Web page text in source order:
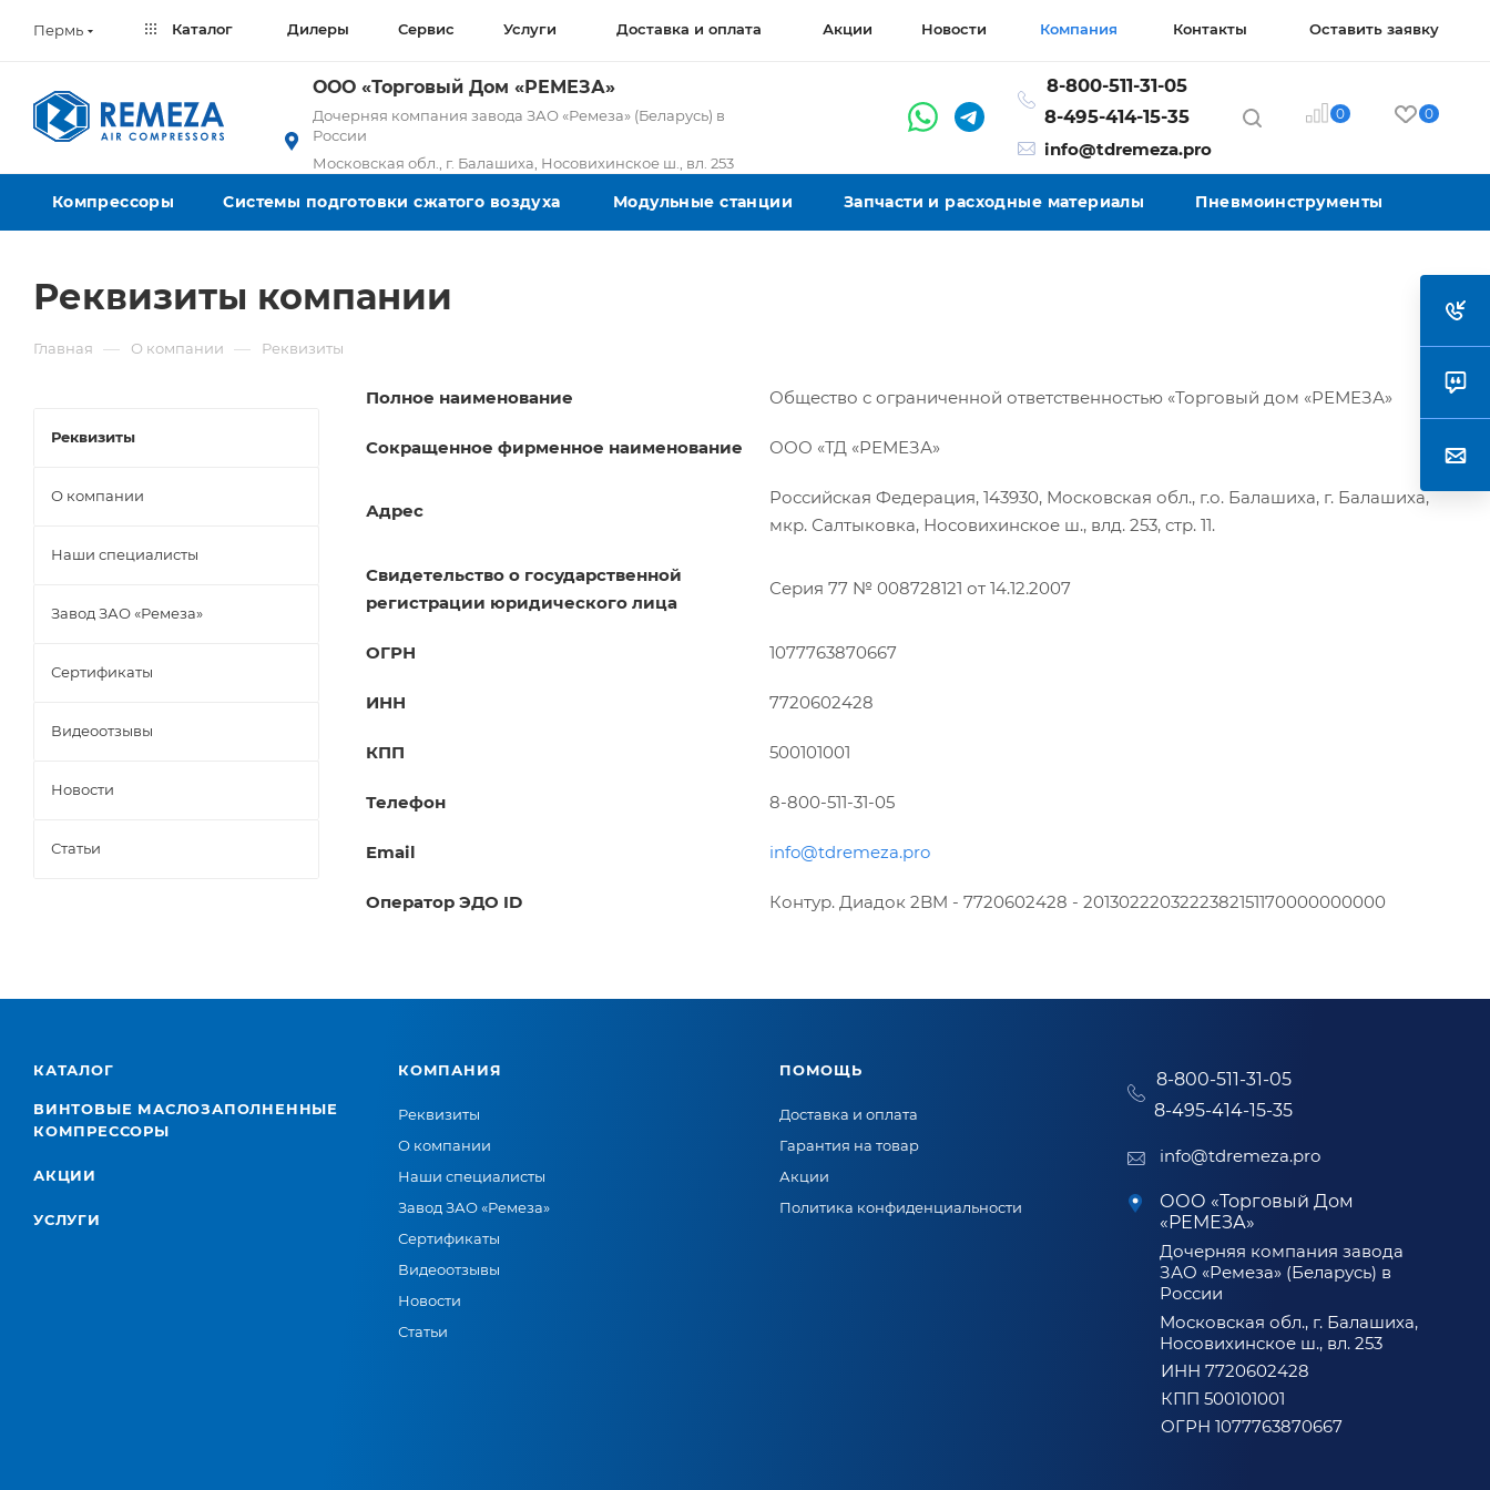
Пермь Каталог Дилеры Сервис Услуги Доставка и оплата Акции Новости Компания Контакты Оставить заявку
ООО «Торговый Дом «РЕМЕЗА»
Дочерняя компания завода ЗАО «Ремеза» (Беларусь) в
России
Московская обл., г. Балашиха, Носовихинское ш., вл. 253
8-800-511-31-05
8-495-414-15-35
info@tdremeza.pro
0 0
Компрессоры Системы подготовки сжатого воздуха Модульные станции Запчасти и расходные материалы Пневмоинструменты
Реквизиты компании
Главная — О компании — Реквизиты
Полное наименование Общество с ограниченной ответственностью «Торговый дом «РЕМЕЗА»
Сокращенное фирменное наименование ООО «ТД «РЕМЕЗА»
Адрес
Российская Федерация, 143930, Московская обл., г.о. Балашиха, г. Балашиха,
мкр. Салтыковка, Носовихинское ш., влд. 253, стр. 11.
Свидетельство о государственной
регистрации юридического лица
Серия 77 № 008728121 от 14.12.2007
ОГРН 1077763870667
ИНН 7720602428
КПП 500101001
Телефон 8-800-511-31-05
Email info@tdremeza.pro
Оператор ЭДО ID Контур. Диадок 2BM - 7720602428 - 2013022203222382151170000000000
Реквизиты
О компании
Наши специалисты
Завод ЗАО «Ремеза»
Сертификаты
Видеоотзывы
Новости
Статьи
КАТАЛОГ
ВИНТОВЫЕ МАСЛОЗАПОЛНЕННЫЕ
КОМПРЕССОРЫ
АКЦИИ
УСЛУГИ
КОМПАНИЯ
Реквизиты
О компании
Наши специалисты
Завод ЗАО «Ремеза»
Сертификаты
Видеоотзывы
Новости
Статьи
ПОМОЩЬ
Доставка и оплата
Гарантия на товар
Акции
Политика конфиденциальности
8-800-511-31-05
8-495-414-15-35
info@tdremeza.pro
ООО «Торговый Дом
«РЕМЕЗА»
Дочерняя компания завода
ЗАО «Ремеза» (Беларусь) в
России
Московская обл., г. Балашиха,
Носовихинское ш., вл. 253
ИНН 7720602428
КПП 500101001
ОГРН 1077763870667